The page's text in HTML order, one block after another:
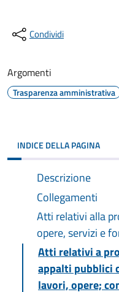
Condividi
Argomenti
Trasparenza amministrativa
INDICE DELLA PAGINA
Descrizione
Collegamenti
Atti relativi alla
opere, servizi e
Atti relativi a
appalti pubblici
lavori, opere;